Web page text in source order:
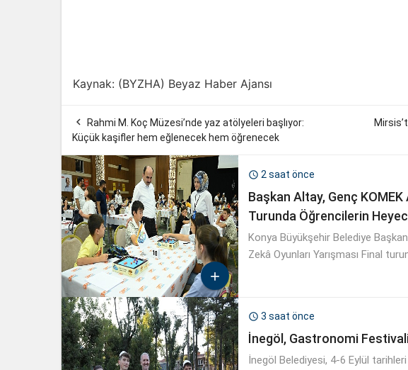
Kaynak: (BYZHA) Beyaz Haber Ajansı

Rahmi M. Koç Müzesi’nde yaz atölyeleri başlıyor:
Küçük kaşifler hem eğlenecek hem öğrenecek

 2 saat önce
Başkan Altay, Genç KOMEK
Turunda Öğrencilerin
Konya Büyükşehir Belediye
Zekâ Oyunları Yarışması Final
 3 saat önce
İnegöl, Gastronomi
İnegöl Belediyesi, 4-6 Eylül